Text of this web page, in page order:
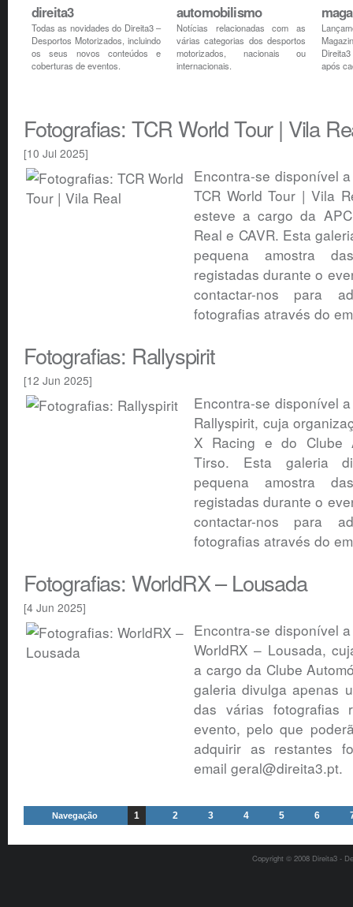
direita3
Todas as novidades do Direita3 –
Desportos Motorizados, incluindo
os seus novos conteúdos e
coberturas de eventos.
automobilismo
Notícias relacionadas com as
várias categorias dos desportos
motorizados, nacionais ou
internacionais.
após
Fotografias: TCR World Tour | Vila
[10 Jul 2025]
Encontra-se disponível
TCR World Tour | Vila
esteve a cargo da
Real e CAVR. Esta
pequena amostra
registadas durante o
contactar-nos para
fotografias através do
Fotografias: Rallyspirit
[12 Jun 2025]
Encontra-se disponível
Rallyspirit, cuja
X Racing e do Clube
Tirso. Esta galeria
pequena amostra
registadas durante o
contactar-nos para
fotografias através do
Fotografias: WorldRX – Lousada
[4 Jun 2025]
Encontra-se disponível
WorldRX – Lousada,
a cargo da Clube
galeria divulga apenas
das várias fotografias
evento, pelo que
adquirir as restantes
email geral@direita3.pt.
Navegação 1 2 3 4 5 6
Copyright © 2008 Direita3 -